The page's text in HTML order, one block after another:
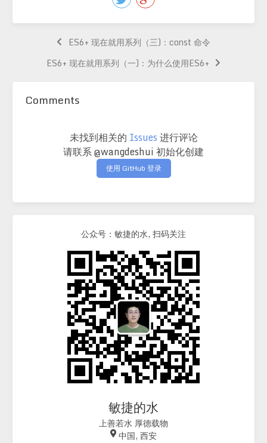
ES6+ 现在就用系列（三)：const 命令
ES6+ 现在就用系列（一)：为什么使用ES6+
Comments
未找到相关的 Issues进行评论
请联系 @wangdeshui 初始化创建
使用 GitHub 登录
公众号：敏捷的水, 扫码关注
敏捷的水
上善若水 厚德载物
中国, 西安